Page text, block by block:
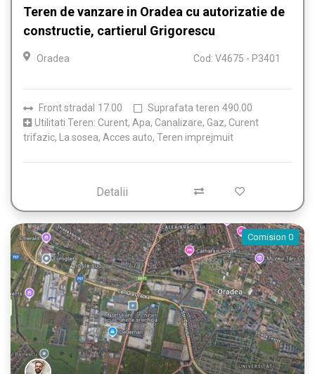
Teren de vanzare in Oradea cu autorizatie de
constructie, cartierul Grigorescu
Oradea Cod: V4675 - P3401
Front stradal 17.00 Suprafata teren 490.00
Utilitati Teren: Curent, Apa, Canalizare, Gaz, Curent
trifazic, La sosea, Acces auto, Teren imprejmuit
Detalii
Comision 0